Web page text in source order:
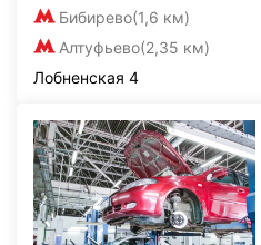
Бибирево(1,6 км)
Алтуфьево(2,35 км)
Лобненская 4